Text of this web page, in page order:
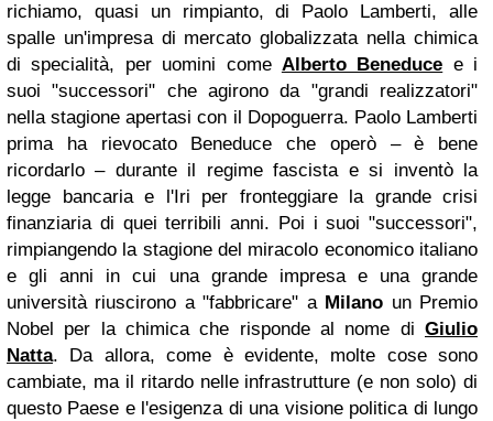
richiamo, quasi un rimpianto, di Paolo Lamberti, alle
spalle un'impresa di mercato globalizzata nella chimica
di specialità, per uomini come Alberto Beneduce e i
suoi "successori" che agirono da "grandi realizzatori"
nella stagione apertasi con il Dopoguerra. Paolo Lamberti
prima ha rievocato Beneduce che operò – è bene
ricordarlo – durante il regime fascista e si inventò la
legge bancaria e l'Iri per fronteggiare la grande crisi
finanziaria di quei terribili anni. Poi i suoi "successori",
rimpiangendo la stagione del miracolo economico italiano
e gli anni in cui una grande impresa e una grande
università riuscirono a "fabbricare" a Milano un Premio
Nobel per la chimica che risponde al nome di Giulio
Natta. Da allora, come è evidente, molte cose sono
cambiate, ma il ritardo nelle infrastrutture (e non solo) di
questo Paese e l'esigenza di una visione politica di lungo